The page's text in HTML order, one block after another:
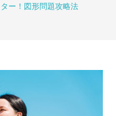
ー！図形問題攻略法